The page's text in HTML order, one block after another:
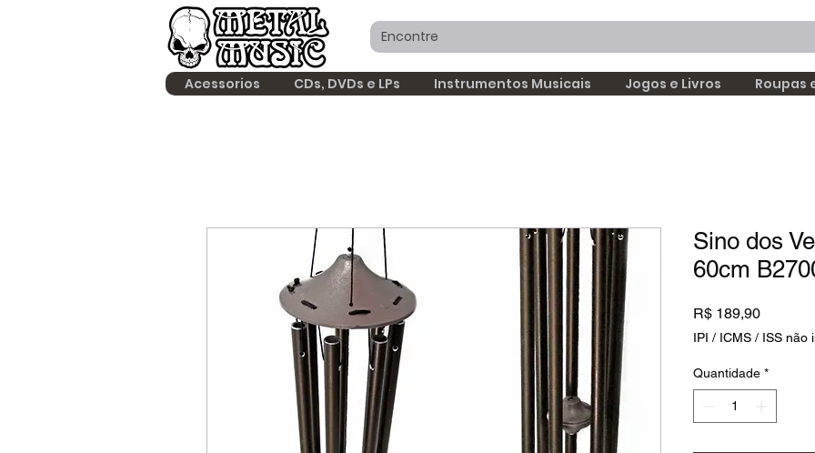
Acessorios CDs, DVDs e LPs Instrumentos Musicais Jogos e Livros Roupas
Sino dos
60cm
R$ 189,90Preço
IPI / ICMS / ISS não
Quantidade *